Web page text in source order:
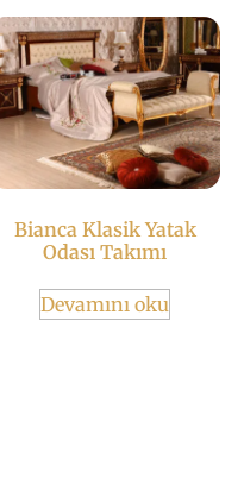
Bianca Klasik Yatak
Odası Takımı
Devamını oku